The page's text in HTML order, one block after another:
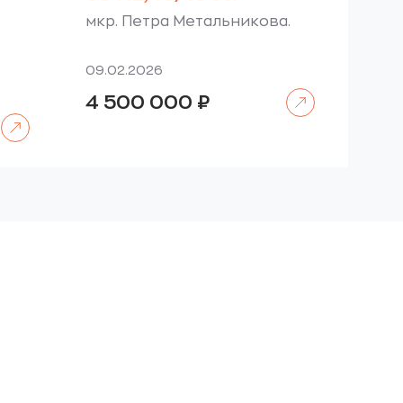
мкр. Петра Метальникова.
09.02.2026
4 500 000 ₽